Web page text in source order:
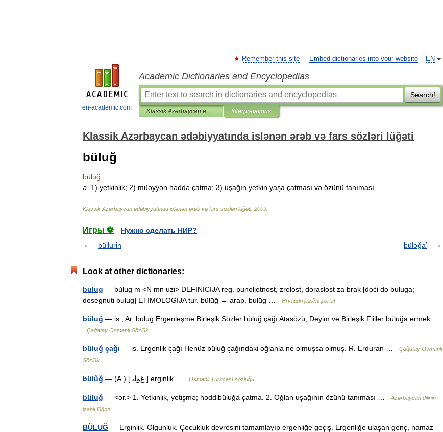
en-academic.com
EN
Remember this site Embed dictionaries into your website
Academic Dictionaries and Encyclopedias
Search!
Klassik Azərbaycan ədəbiyyatında islənən ərəb və fars sözləri lüğəti Interpretations
Klassik Azərbaycan ədəbiyyatında islənən ərəb və fars sözləri lüğəti
büluğ
büluğ
ə 1) yetkinlik; 2) müəyyən həddə çatma; 3) uşağın yetkin yaşa çatması və özünü tanıması
Klassik Azərbaycan ədəbiyyatında islənən ərəb və fars sözləri lüğəti. 2009
Игры ⚽
Нужно сделать НИР?
büllurin
büləğa’
Look at other dictionaries:
bulug — bùlug m <N mn uzi> DEFINICIJA reg. punoljetnost, zrelost, doraslost za brak [doći do buluga;
dosegnuti bulug] ETIMOLOGIJA tur. bülūǧ ← arap. bulūg …
Hrvatski jezični portal
büluğ — is., Ar. bulūġ Ergenleşme Birleşik Sözler büluğ çağı Atasözü, Deyim ve Birleşik Fiiller büluğa ermek …
Çağatay Osmanlı Sözlük
büluğ çağı — is. Ergenlik çağı Henüz büluğ çağındaki oğlanla ne olmuşsa olmuş. R. Erduran …
Çağatay Osmanlı
Sözlük
bülûğ — (A.) [ غﻮﻠﺑ ] erginlik … Osmanli Türkçesİ sözlüğü
büluğ — <ər.> 1. Yetkinlik, yetişmə; həddibüluğa çatma. 2. Oğlan uşağının özünü tanıması …
Azərbaycan dilinin
izahlı lüğəti
BÜLUĞ — Erginlik. Olgunluk. Çocukluk devresini tamamlayıp ergenliğe geçiş. Ergenliğe ulaşan genç, namaz